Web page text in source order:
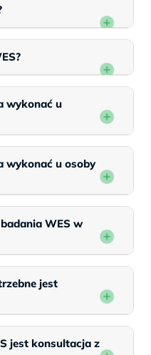
wykonać u
wykonać u osoby
WES w
jest
jest konsultacja z